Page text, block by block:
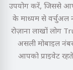
उपयोग करें, जिससे
के माध्यम से वर्चुअल
रोज़ाना लाखों लोग
असली मोबाइल
आपको प्राइवेट